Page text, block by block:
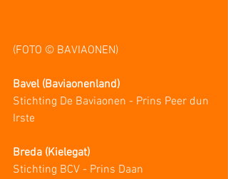
(FOTO © BAVIAONEN)
Bavel (Baviaonenland)
Stichting De Baviaonen - Prins Peer dun
Irste
Breda (Kielegat)
Stichting BCV - Prins Daan